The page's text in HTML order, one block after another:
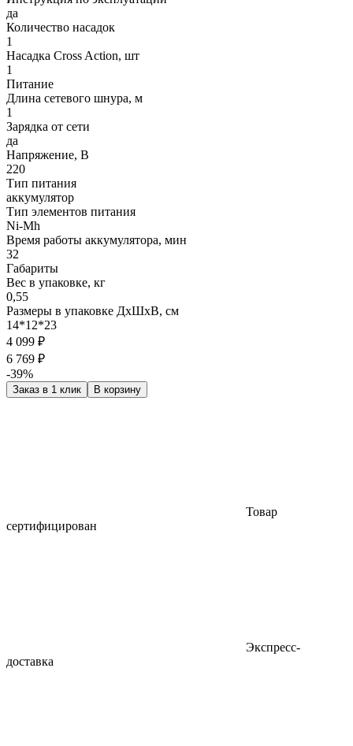
да
Количество насадок
1
Насадка Cross Action, шт
1
Питание
Длина сетевого шнура, м
1
Зарядка от сети
да
Напряжение, В
220
Тип питания
аккумулятор
Тип элементов питания
Ni-Mh
Время работы аккумулятора, мин
32
Габариты
Вес в упаковке, кг
0,55
Размеры в упаковке ДxШxВ, см
14*12*23
4 099 ₽
6 769 ₽
-39%
Заказ в 1 клик В корзину
Товар
сертифицирован
Экспресс-
доставка